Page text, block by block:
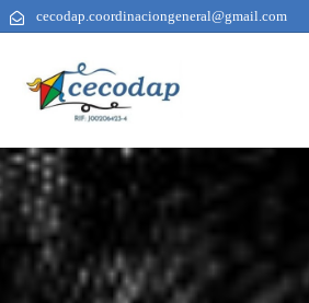
cecodap.coordinaciongeneral@gmail.com
AUTHOR
PUBLISHED
PUBLISHED